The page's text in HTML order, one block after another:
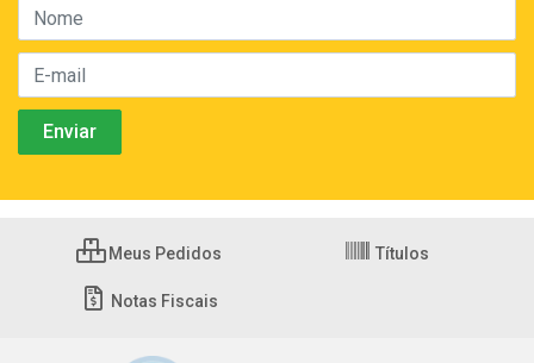
Meus Pedidos Títulos
Notas Fiscais